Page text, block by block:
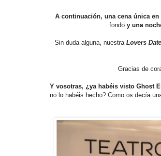
A continuación, una cena única en
fondo y una
Sin duda alguna, nuestra Lovers
Gracias de
Y vosotras, ¿ya habéis visto Ghost
no lo habéis hecho? Como os decía